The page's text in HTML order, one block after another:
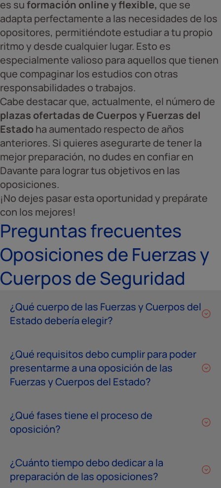
es suformación online y flexible, que se
adapta perfectamente a las necesidades de los
opositores, permitiéndote estudiar a tu propio
ritmo y desde cualquier lugar. Esto es
especialmente valioso para aquellos que tienen
que compaginar los estudios con otras
responsabilidades o trabajos.
Cabe destacar que, actualmente, el número de
plazas ofertadas de Cuerpos y Fuerzas del
Estadoha aumentado respecto de años
anteriores. Si quieres asegurarte de tener la
mejor preparación, no dudes en confiar en
Davante para lograr tus objetivos en las
oposiciones.
¡No dejes pasar esta oportunidad y prepárate
con los mejores!
Preguntas frecuentes
Oposiciones de Fuerzas y
Cuerpos de Seguridad
¿Qué cuerpo de las Fuerzas y Cuerpos del
Estado debería elegir?
¿Qué requisitos debo cumplir para poder
presentarme a una oposición de las
Fuerzas y Cuerpos del Estado?
¿Qué fases tiene el proceso de
oposición?
¿Cuánto tiempo debo dedicar a la
preparación de las oposiciones?